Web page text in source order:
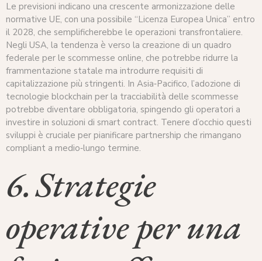
Le previsioni indicano una crescente armonizzazione delle
normative UE, con una possibile “Licenza Europea Unica” entro
il 2028, che semplificherebbe le operazioni transfrontaliere.
Negli USA, la tendenza è verso la creazione di un quadro
federale per le scommesse online, che potrebbe ridurre la
frammentazione statale ma introdurre requisiti di
capitalizzazione più stringenti. In Asia‑Pacifico, l’adozione di
tecnologie blockchain per la tracciabilità delle scommesse
potrebbe diventare obbligatoria, spingendo gli operatori a
investire in soluzioni di smart contract. Tenere d’occhio questi
sviluppi è cruciale per pianificare partnership che rimangano
compliant a medio‑lungo termine.
6. Strategie
operative per una